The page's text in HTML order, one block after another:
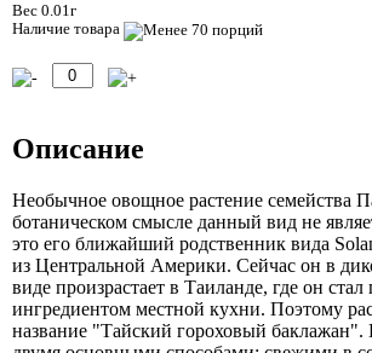
Вес 0.01г
Наличие товара
Описание
Необычное овощное растение семейства
ботаническом смысле данный вид не
это его ближайший родственник вида
из Центральной Америки. Сейчас он в
виде произрастает в Таиланде, где он
ингредиентом местной кухни. Поэтому
название "Тайский гороховый баклажан".